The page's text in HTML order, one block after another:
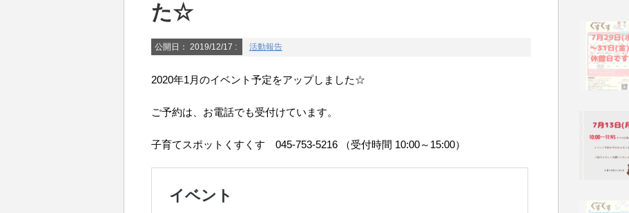
た☆
公開日： 2019/12/17 : 活動報告
2020年1月のイベント予定をアップしました☆
ご予約は、お電話でも受付けています。
子育てスポットくすくす 045-753-5216 （受付時間 10:00～15:00）